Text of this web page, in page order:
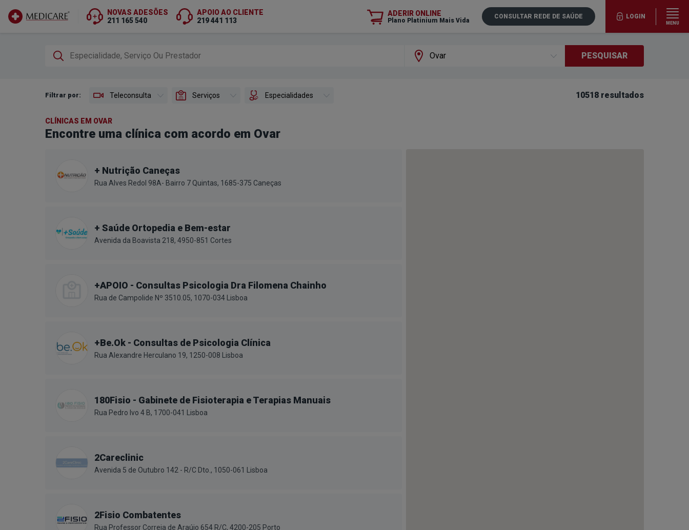
NOVAS ADESÕES
211 165 540
APOIO AO CLIENTE
219 441 113
ADERIR ONLINE
Plano Platinium Mais Vida
CONSULTAR REDE DE SAÚDE LOGIN
MENU
PESQUISAR
Filtrar por: Teleconsulta Serviços Especialidades 10518 resultados
CLÍNICAS EM OVAR
Encontre uma clínica com acordo em Ovar
+ Nutrição Caneças
Rua Alves Redol 98A- Bairro 7 Quintas, 1685-375 Caneças
+ Saúde Ortopedia e Bem-estar
Avenida da Boavista 218, 4950-851 Cortes
+APOIO - Consultas Psicologia Dra Filomena Chainho
Rua de Campolide Nº 3510.05, 1070-034 Lisboa
+Be.Ok - Consultas de Psicologia Clínica
Rua Alexandre Herculano 19, 1250-008 Lisboa
180Fisio - Gabinete de Fisioterapia e Terapias Manuais
Rua Pedro Ivo 4 B, 1700-041 Lisboa
2Careclinic
Avenida 5 de Outubro 142 - R/C Dto., 1050-061 Lisboa
2Fisio Combatentes
Rua Professor Correia de Araújo 654 R/C, 4200-205 Porto